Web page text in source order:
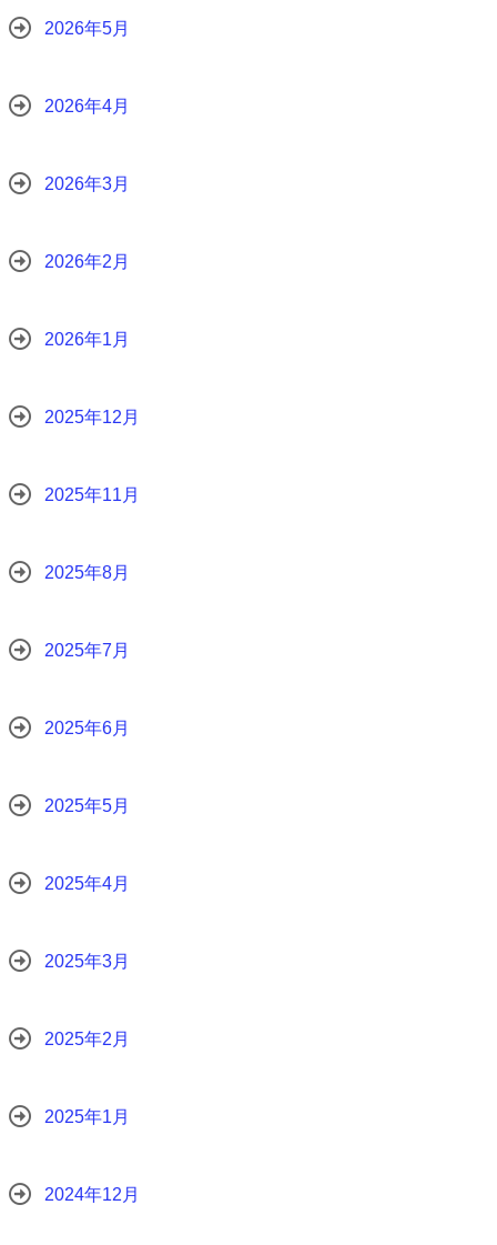
2026年5月
2026年4月
2026年3月
2026年2月
2026年1月
2025年12月
2025年11月
2025年8月
2025年7月
2025年6月
2025年5月
2025年4月
2025年3月
2025年2月
2025年1月
2024年12月